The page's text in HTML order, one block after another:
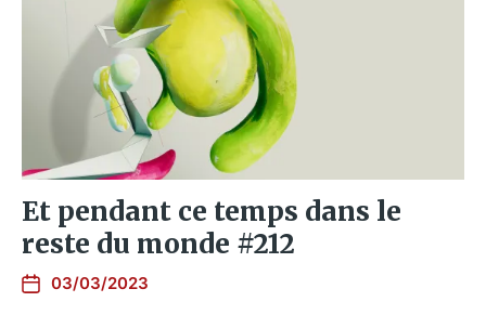
Et pendant ce temps dans le
reste du monde #212
03/03/2023